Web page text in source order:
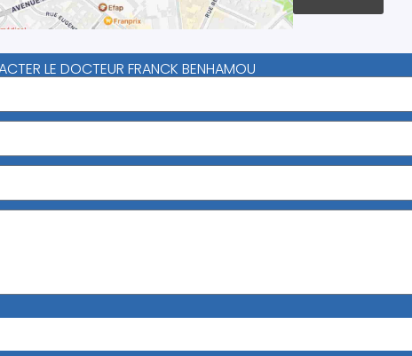
LE DOCTEUR FRANCK BENHAMOU